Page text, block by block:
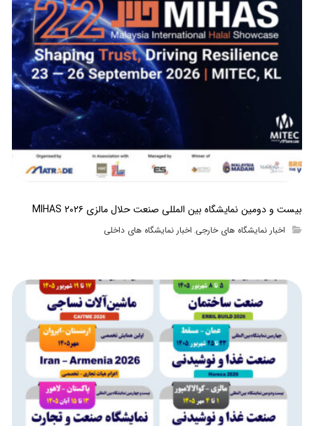
بیست و دومین نمایشگاه بین المللی صنعت حلال مالزی MIHAS ۲۰۲۶
اخبار نمایشگاه های خارجی, اخبار نمایشگاه های داخلی